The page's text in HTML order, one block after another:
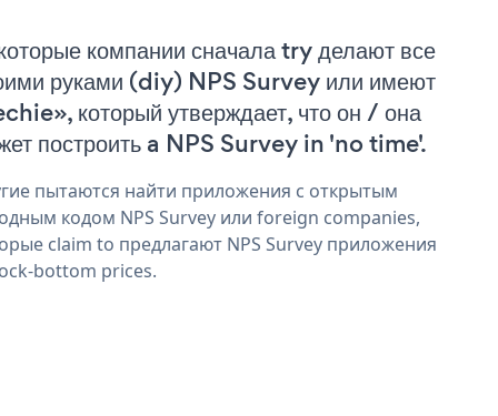
компании сначала try делают все
руками (diy) NPS Survey или имеют
который утверждает, что он / она
построить a NPS Survey in 'no time'.
пытаются найти приложения с открытым
кодом NPS Survey или foreign companies,
claim to предлагают NPS Survey приложения
bottom prices.